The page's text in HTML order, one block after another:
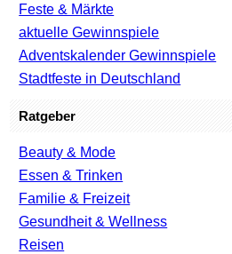
Feste & Märkte
aktuelle Gewinnspiele
Adventskalender Gewinnspiele
Stadtfeste in Deutschland
Ratgeber
Beauty & Mode
Essen & Trinken
Familie & Freizeit
Gesundheit & Wellness
Reisen